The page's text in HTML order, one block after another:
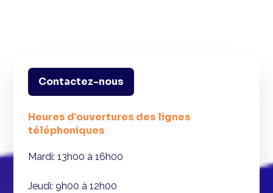
Contactez-nous
Heures d’ouvertures des lignes
téléphoniques
Mardi: 13h00 à 16h00
Jeudi: 9h00 à 12h00